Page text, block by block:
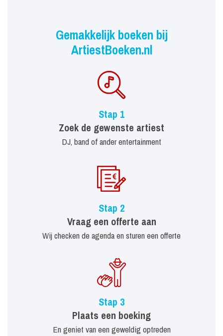
Gemakkelijk boeken bij
ArtiestBoeken.nl
Stap 1
Zoek de gewenste artiest
DJ, band of ander entertainment
Stap 2
Vraag een offerte aan
Wij checken de agenda en sturen een offerte
Stap 3
Plaats een boeking
En geniet van een geweldig optreden